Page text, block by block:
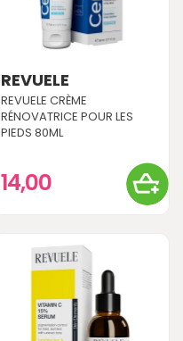
REVUELE
REVUELE CRÈME
RÉNOVATRICE POUR LES
PIEDS 80ML
14,00